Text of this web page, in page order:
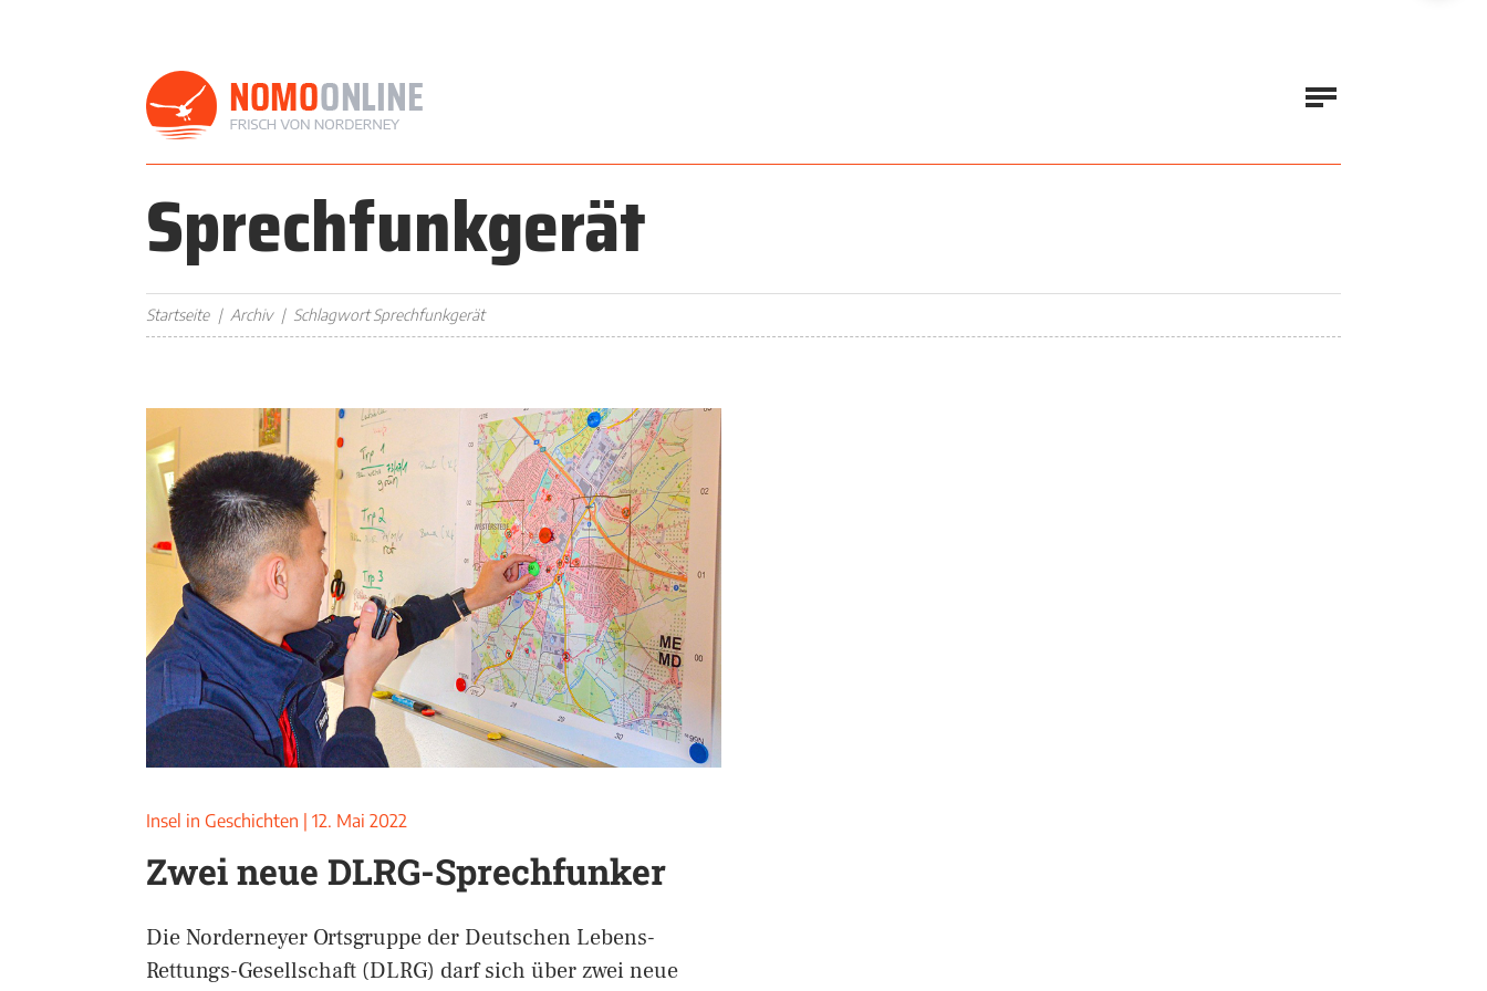
Sprechfunkgerät
Startseite Archiv Schlagwort Sprechfunkgerät
Insel in Geschichten 12. Mai 2022
Zwei neue DLRG-Sprechfunker
Die Norderneyer Ortsgruppe der Deutschen Lebens-
Rettungs-Gesellschaft (DLRG) darf sich über zwei neue